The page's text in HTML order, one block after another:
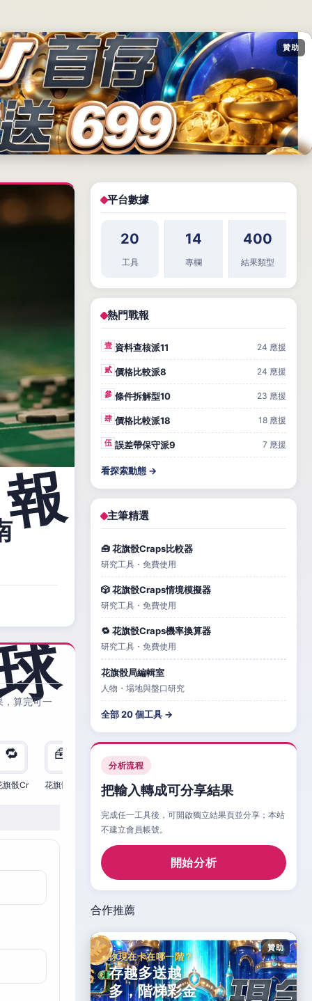
贊助
算完可一
🔁
旗骰Cr
🧰
花旗骰Cr
🧮
花旗骰Cr 花旗骰Cr 花旗骰Cr
平台數據
20
工具
14
專欄
400
結果類型
熱門戰報
壹 資料查核派11 24 應援
貳 價格比較派8 24 應援
參 條件拆解型10 23 應援
肆 價格比較派18 18 應援
伍 誤差帶保守派9 7 應援
看探索動態 →
主筆精選
🧰 花旗骰Craps比較器
研究工具・免費使用
🎲 花旗骰Craps情境模擬器
研究工具・免費使用
🔁 花旗骰Craps機率換算器
研究工具・免費使用
花旗骰局編輯室
人物・場地與盤口研究
全部 20 個工具 →
分析流程
把輸入轉成可分享結果
完成任一工具後，可開啟獨立結果頁並分享；本站
不建立會員帳號。
開始分析
合作推薦
贊助
你現在卡在哪一階？
存越多送越
多，階梯彩金